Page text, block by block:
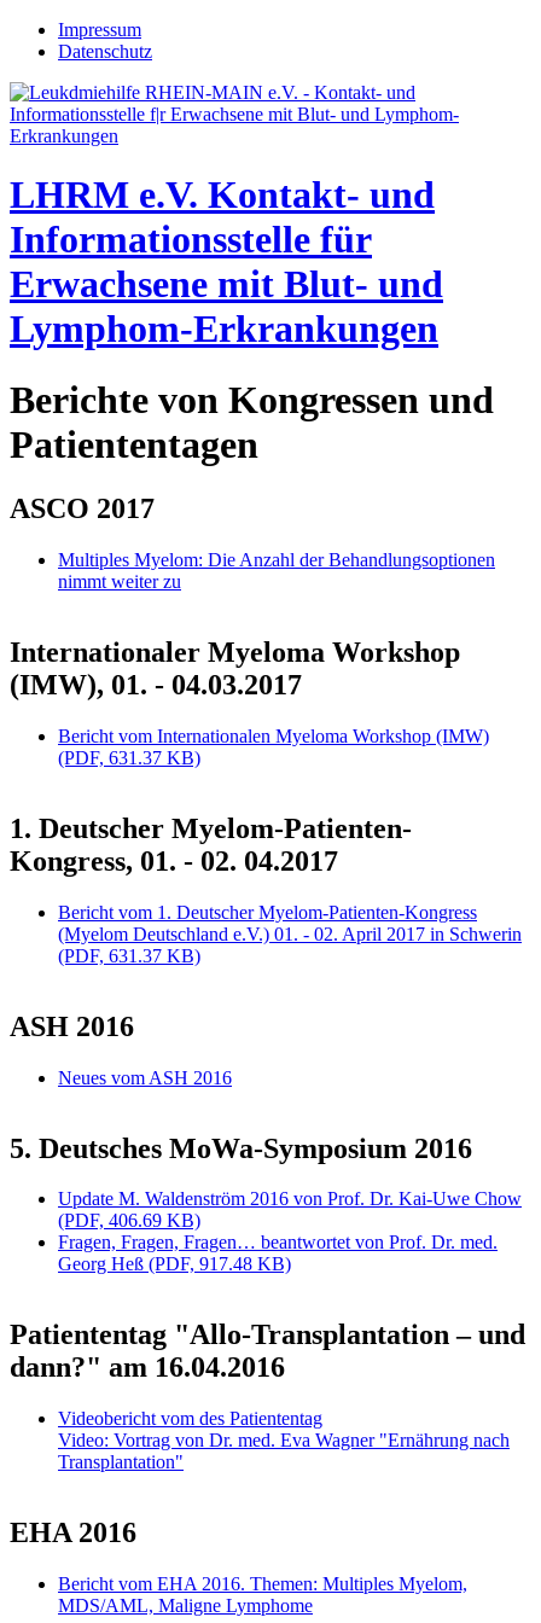
Jump to navigation
Impressum
Datenschutz
LHRM e.V. Kontakt- und
Informationsstelle für
Erwachsene mit Blut- und
Lymphom-Erkrankungen
Berichte von Kongressen und
Patiententagen
ASCO 2017
Multiples Myelom: Die Anzahl der Behandlungsoptionen
nimmt weiter zu
Internationaler Myeloma Workshop
(IMW), 01. - 04.03.2017
Bericht vom Internationalen Myeloma Workshop (IMW)
(PDF, 631.37 KB)
1. Deutscher Myelom-Patienten-
Kongress, 01. - 02. 04.2017
Bericht vom 1. Deutscher Myelom-Patienten-Kongress
(Myelom Deutschland e.V.) 01. - 02. April 2017 in Schwerin
(PDF, 631.37 KB)
ASH 2016
Neues vom ASH 2016
5. Deutsches MoWa-Symposium 2016
Update M. Waldenström 2016 von Prof. Dr. Kai-Uwe Chow
(PDF, 406.69 KB)
Fragen, Fragen, Fragen… beantwortet von Prof. Dr. med.
Georg Heß (PDF, 917.48 KB)
Patiententag "Allo-Transplantation – und
dann?" am 16.04.2016
Videobericht vom des Patiententag
Video: Vortrag von Dr. med. Eva Wagner "Ernährung nach
Transplantation"
EHA 2016
Bericht vom EHA 2016. Themen: Multiples Myelom,
MDS/AML, Maligne Lymphome